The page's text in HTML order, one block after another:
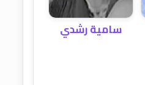
سامية رشدي